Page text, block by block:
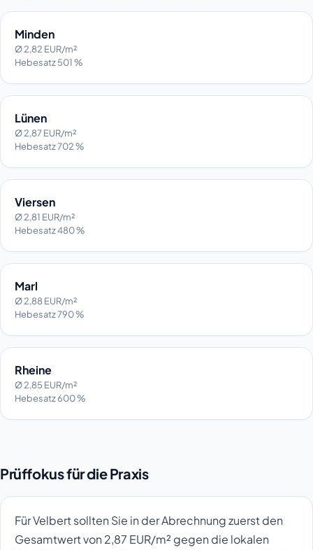
Minden
Ø 2,82 EUR/m²
Hebesatz 501 %
Lünen
Ø 2,87 EUR/m²
Hebesatz 702 %
Viersen
Ø 2,81 EUR/m²
Hebesatz 480 %
Marl
Ø 2,88 EUR/m²
Hebesatz 790 %
Rheine
Ø 2,85 EUR/m²
Hebesatz 600 %
Prüffokus für die Praxis
Für Velbert sollten Sie in der Abrechnung zuerst den
Gesamtwert von 2,87 EUR/m² gegen die lokalen